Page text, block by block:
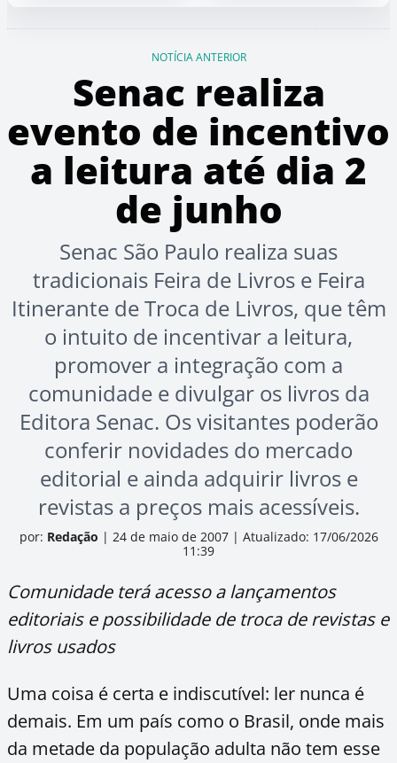
NOTÍCIA ANTERIOR
Senac realiza
evento de incentivo
a leitura até dia 2
de junho
Senac São Paulo realiza suas
tradicionais Feira de Livros e Feira
Itinerante de Troca de Livros, que têm
o intuito de incentivar a leitura,
promover a integração com a
comunidade e divulgar os livros da
Editora Senac. Os visitantes poderão
conferir novidades do mercado
editorial e ainda adquirir livros e
revistas a preços mais acessíveis.
por: Redação | 24 de maio de 2007 | Atualizado: 17/06/2026
11:39
Comunidade terá acesso a lançamentos
editoriais e possibilidade de troca de revistas e
livros usados
Uma coisa é certa e indiscutível: ler nunca é
demais. Em um país como o Brasil, onde mais
da metade da população adulta não tem esse